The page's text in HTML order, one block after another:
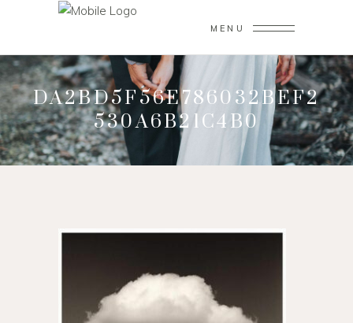
MENU
DA2BD5F56E786032BEF2
530A6B21C4B0